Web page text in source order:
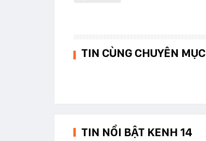
TIN CÙNG CHUYÊN MỤC
TIN NỔI BẬT KENH 14